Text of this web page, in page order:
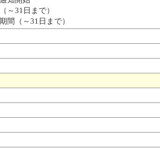
～31日まで）
間（～31日まで）